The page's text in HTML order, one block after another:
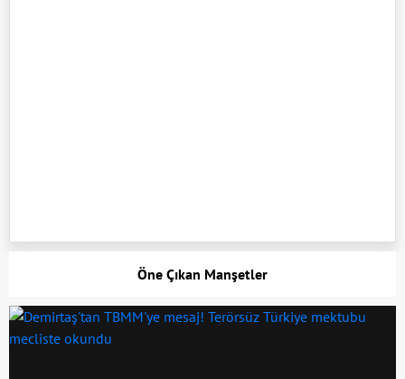
Öne Çıkan Manşetler